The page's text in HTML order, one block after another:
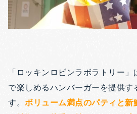
「ロッキンロビンラボラトリー
で楽しめるハンバーガーを提供す
す。 ボリューム満点のパティと新